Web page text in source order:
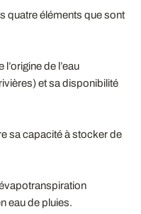
quatre éléments que sont
de l’eau
et sa disponibilité
sa capacité à stocker de
eau de pluies.